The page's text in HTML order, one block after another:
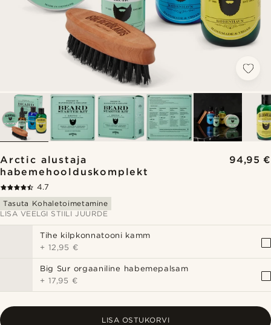
Arctic alustaja
habemehoolduskomplekt
94,95 €
4.7
Tasuta Kohaletoimetamine
LISA VEELGI STIILI JUURDE
Tihe kilpkonnatooni kamm
+ 12,95 €
Big Sur orgaaniline habemepalsam
+ 17,95 €
LISA OSTUKORVI